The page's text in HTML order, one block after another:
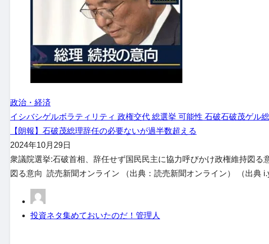
政治・経済
イシバシゲルボラティリティ 政権交代 総選挙 可能性 石破石破茂ゲル
【朗報】石破茂総理辞任の必要ないが過半数超える
2024年10月29日
衆議院選挙:石破首相、辞任せず国民民主に協力呼びかけ政権維持図
図る意向 読売新聞オンライン （出典：読売新聞オンライン） （出典
投資ネタ集めておいたのだ！管理人